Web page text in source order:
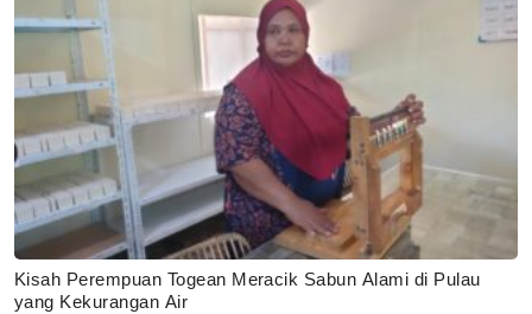
Kisah Perempuan Togean Meracik Sabun Alami di Pulau
yang Kekurangan Air